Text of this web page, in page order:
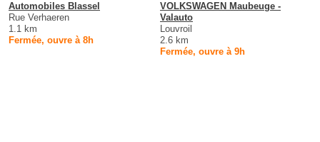
Automobiles Blassel
Rue Verhaeren
1.1 km
Fermée, ouvre à 8h
VOLKSWAGEN Maubeuge -
Valauto
Louvroil
2.6 km
Fermée, ouvre à 9h